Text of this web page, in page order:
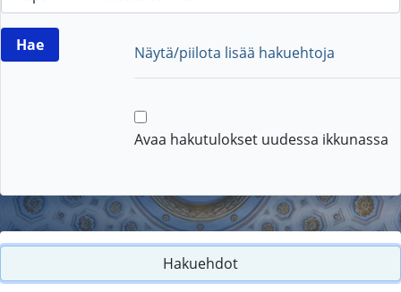
Näytä/piilota lisää hakuehtoja
Avaa hakutulokset uudessa ikkunassa
Hakuehdot